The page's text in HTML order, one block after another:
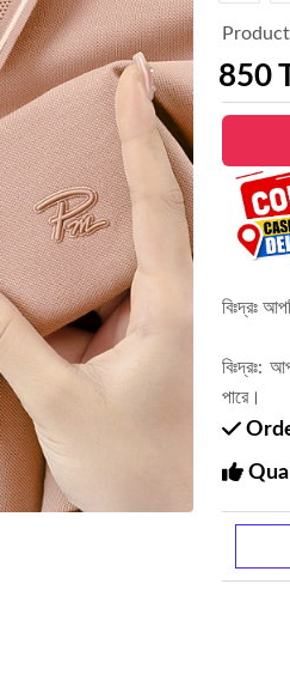
850
বিঃদ্রঃ
বিঃদ্রঃ:
পারে।